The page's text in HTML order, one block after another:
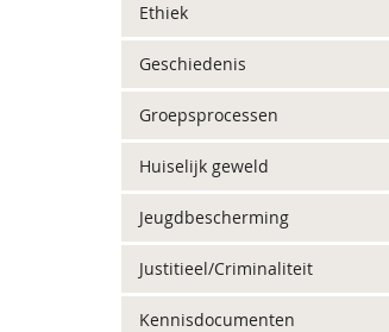
Ethiek
Geschiedenis
Groepsprocessen
Huiselijk geweld
Jeugdbescherming
Justitieel/Criminaliteit
Kennisdocumenten